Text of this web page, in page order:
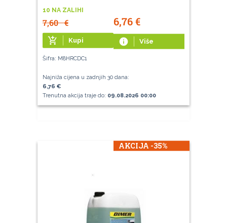
10 NA ZALIHI
7,60€ 6,76€
add_shopping_cart Kupi info Više
Šifra: M8HRCDC1
Najniža cijena u zadnjih 30 dana:
6,76 €
Trenutna akcija traje do: 09.08.2026 00:00
AKCIJA -35%